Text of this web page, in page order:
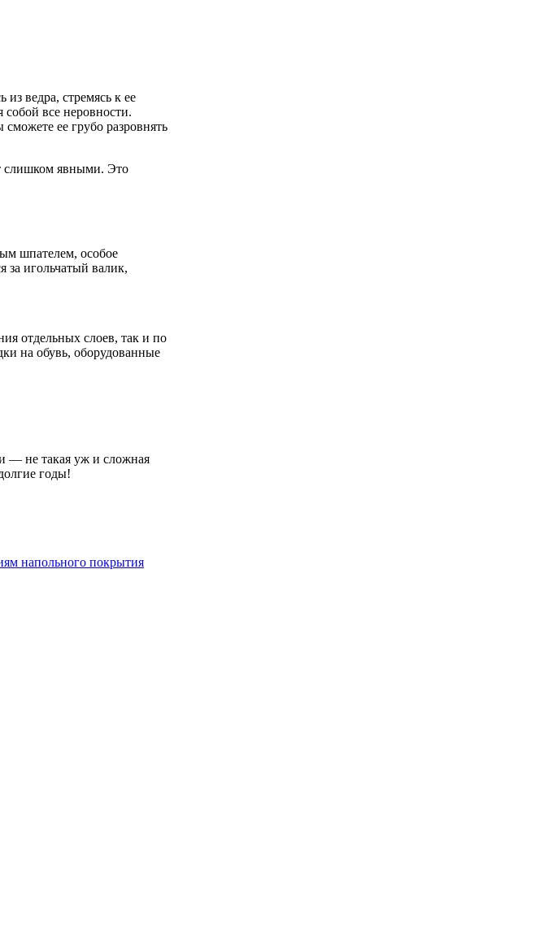
ведра, стремясь к ее
все неровности.
ее грубо разровнять
слишком явными. Это
шпателем, особое
игольчатый валик,
отдельных слоев, так и по
на обувь, оборудованные
— не такая уж и сложная
годы!
напольного покрытия